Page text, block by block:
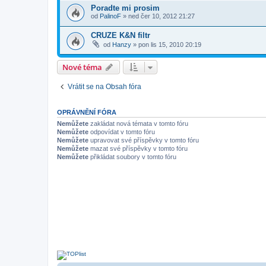
Poradte mi prosim
od PalinoF » ned čer 10, 2012 21:27
CRUZE K&N filtr
od Hanzy » pon lis 15, 2010 20:19
Nové téma
Vrátit se na Obsah fóra
OPRÁVNĚNÍ FÓRA
Nemůžete zakládat nová témata v tomto fóru
Nemůžete odpovídat v tomto fóru
Nemůžete upravovat své příspěvky v tomto fóru
Nemůžete mazat své příspěvky v tomto fóru
Nemůžete přikládat soubory v tomto fóru